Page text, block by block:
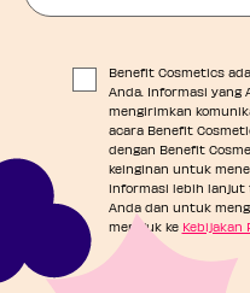
Benefit Cosmetics
Anda. Informasi yang
mengirimkan
acara Benefit
dengan Benefit
keinginan untuk
informasi lebih lanjut
Anda dan untuk
merujuk ke Kebijakan